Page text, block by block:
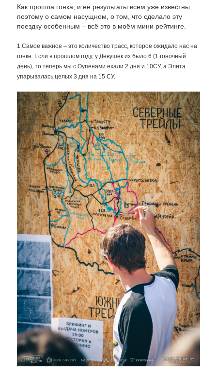
Как прошла гонка, и ее результаты всем уже известны,
поэтому о самом насущном, о том, что сделало эту
поездку особенным – всё это в моём мини рейтинге.
1.Самое важное – это количество трасс, которое ожидало нас на
гонке. Если в прошлом году, у Девушек их было 6 (1 гоночный
день), то теперь мы с Оупенами ехали 2 дня и 10СУ, а Элита
упарывалась целых 3 дня на 15 СУ.